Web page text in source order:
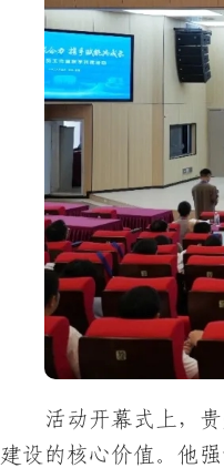
活动开幕式上，
建设的核心价值。他